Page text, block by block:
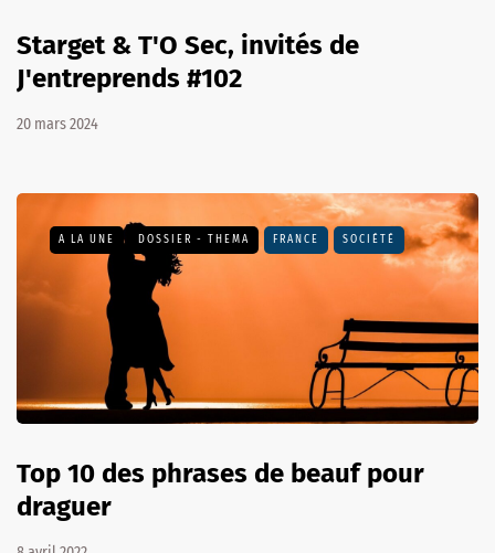
Starget & T'O Sec, invités de
J'entreprends #102
20 mars 2024
A LA UNE DOSSIER - THEMA FRANCE SOCIÉTÉ
Top 10 des phrases de beauf pour
draguer